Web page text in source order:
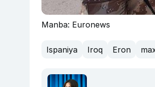
Manba: Euronews
Ispaniya Iroq Eron